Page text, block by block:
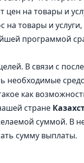
на товары и
товары и
программой
В связи с
необходимые
как
стране
суммой. В
сумму выплаты.